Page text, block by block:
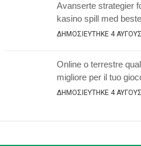
Avanserte strategier
kasino spill med
ΔΗΜΟΣΙΕΎΤΗΚΕ 4
Online o terrestre
migliore per il tuo
ΔΗΜΟΣΙΕΎΤΗΚΕ 4